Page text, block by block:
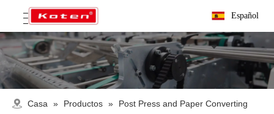
Español
Casa » Productos »
Post Press and Paper Converting